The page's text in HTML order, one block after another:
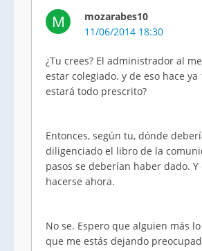
M
mozarabes10
11/06/2014 18:30
¿Tu crees? El administrador al
estar colegiado. y de eso hace ya
estará todo prescrito?
Entonces, según tu, dónde
diligenciado el libro de la
pasos se deberían haber dado.
hacerse ahora.
No se. Espero que alguien más
que me estás dejando